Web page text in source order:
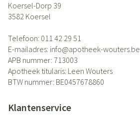
Koersel-Dorp 39
3582 Koersel
Telefoon: 011 42 29 51
E-mailadres: info@apotheek-wouters.be
APB nummer: 713003
Apotheek titularis: Leen Wouters
BTW nummer: BE0457678860
Klantenservice